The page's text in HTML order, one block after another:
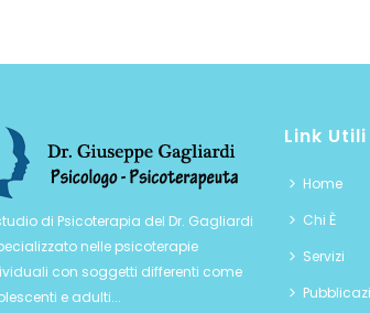
di Psicoterapia del Dr. Gagliardi
nelle psicoterapie
con soggetti differenti come
e adulti...
Link Utili
Home
Chi È
Servizi